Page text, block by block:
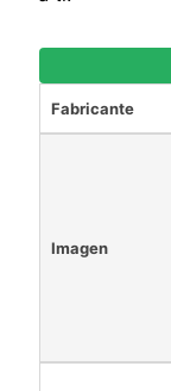
Fabricante
Imagen